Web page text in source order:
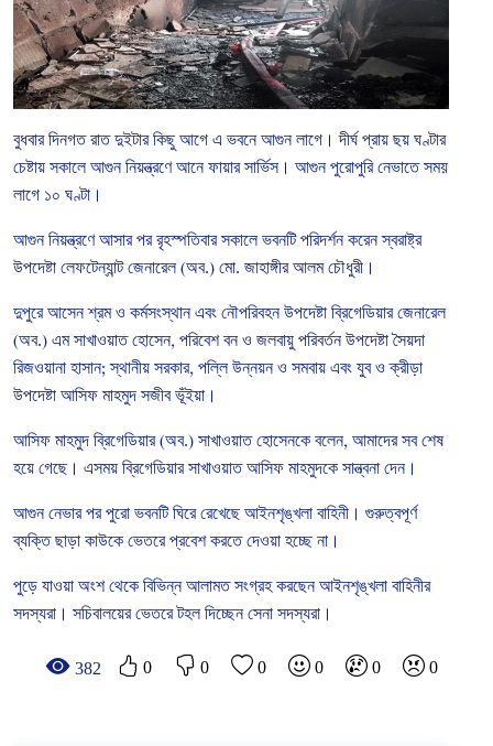
বুধবার দিনগত রাত দুইটার কিছু আগে এ ভবনে আগুন লাগে। দীর্ঘ প্রায় ছয় ঘণ্টার
চেষ্টায় সকালে আগুন নিয়ন্ত্রণে আনে ফায়ার সার্ভিস। আগুন পুরোপুরি নেভাতে সময়
লাগে ১০ ঘণ্টা।
আগুন নিয়ন্ত্রণে আসার পর রৃহস্পতিবার সকালে ভবনটি পরিদর্শন করেন স্বরাষ্ট্র
উপদেষ্টা লেফটেন্যান্ট জেনারেল(অব.) মো. জাহাঙ্গীর আলম চৌধুরী।
দুপুরে আসেন শ্রম ও কর্মসংস্থান এবং নৌপরিবহন উপদেষ্টা ব্রিগেডিয়ার জেনারেল
(অব.) এম সাখাওয়াত হোসেন, পরিবেশ বন ও জলবায়ু পরিবর্তন উপদেষ্টা সৈয়দা
রিজওয়ানা হাসান;স্থানীয় সরকার, পল্লি উন্নয়ন ও সমবায় এবং যুব ও ক্রীড়া
উপদেষ্টা আসিফ মাহমুদ সজীব ভূঁইয়া।
আসিফ মাহমুদ ব্রিগেডিয়ার(অব.) সাখাওয়াত হোসেনকে বলেন, আমাদের সব শেষ
হয়ে গেছে। এসময় ব্রিগেডিয়ার সাখাওয়াত আসিফ মাহমুদকে সান্ত্বনা দেন।
আগুন নেভার পর পুরো ভবনটি ঘিরে রেখেছে আইনশৃঙ্খলা বাহিনী। গুরুত্বপূর্ণ
ব্যক্তি ছাড়া কাউকে ভেতরে প্রবেশ করতে দেওয়া হচ্ছে না।
পুড়ে যাওয়া অংশ থেকে বিভিন্ন আলামত সংগ্রহ করছেন আইনশৃঙ্খলা বাহিনীর
সদস্যরা। সচিবালয়ের ভেতরে টহল দিচ্ছেন সেনা সদস্যরা।
382 0 0 0 0 0 0